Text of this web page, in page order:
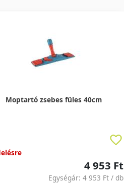
Moptartó zsebes füles 40cm
4 953 Ft
Egységár: 4 953 Ft / db